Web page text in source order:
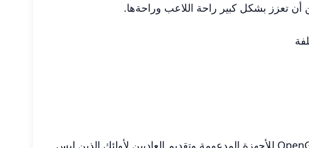
تعزز بشكل كبير راحة اللاعب وراحةها.
ابني! يتضمن خيارات تقديم متعددة تلبي احتياجات الأجهزة وتفضيلات المستخدم المختلفة. مع عرض OpenGL للأجهزة المدعومة وتقديم العاديين لأولئك الذين ليس